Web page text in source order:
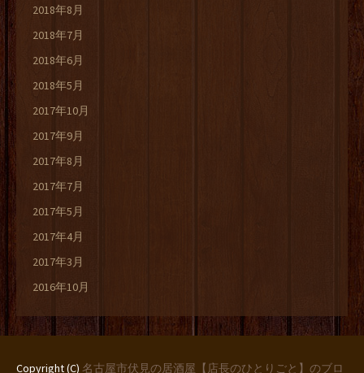
2018年8月
2018年7月
2018年6月
2018年5月
2017年10月
2017年9月
2017年8月
2017年7月
2017年5月
2017年4月
2017年3月
2016年10月
Copyright (C) 名古屋市伏見の居酒屋【店長のひとりごと】のブロ